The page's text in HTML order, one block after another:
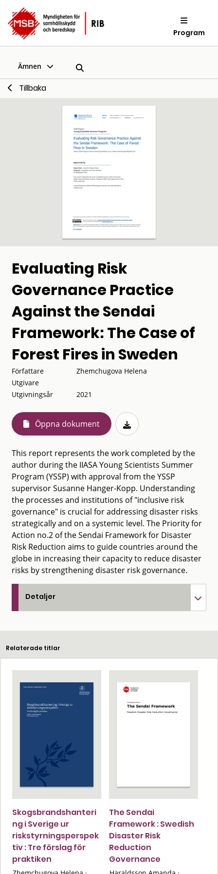
Program
Ämnen
Tillbaka
Evaluating Risk
Governance Practice
Against the Sendai
Framework: The Case of
Forest Fires in Sweden
Författare
Zhemchugova Helena
Utgivare
Utgivningsår
2021
Öppna dokument
This report represents the work completed by the
author during the IIASA Young Scientists Summer
Program (YSSP) with approval from the YSSP
supervisor Susanne Hanger-Kopp. Understanding
the processes and institutions of "inclusive risk
governance" is crucial for addressing disaster risks
strategically and on a systemic level. The Priority for
Action no.2 of the Sendai Framework for Disaster
Risk Reduction aims to guide countries around the
globe in increasing their capacity to reduce disaster
risks by strengthening disaster risk governance.
Detaljer
Relaterade titlar
Skogsbrandshanteri
ng i Sverige ur
riskstyrningsperspek
tiv : Tre förslag för
praktiken
The Sendai
Framework : Swedish
Disaster Risk
Reduction
Governance